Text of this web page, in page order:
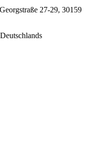
27-29, 30159